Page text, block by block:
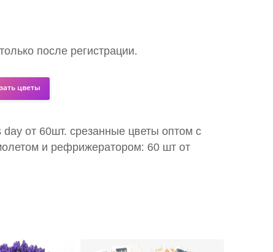
после регистрации.
цветы
day от 60шт. срезанные цветы оптом с
и рефрижератором: 60 шт от